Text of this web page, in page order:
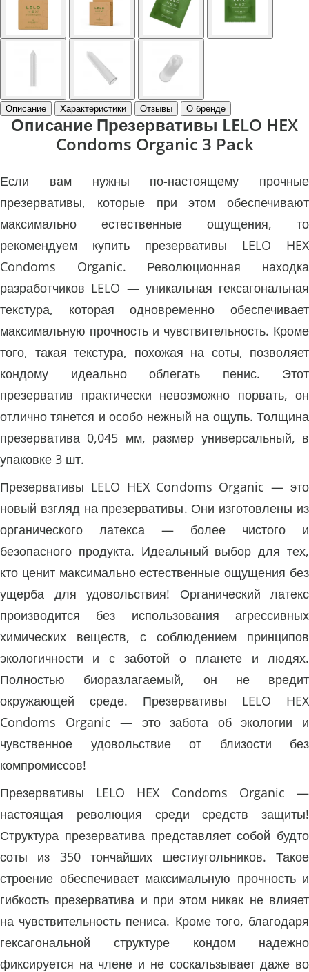
Описание Характеристики Отзывы О бренде
Описание Презервативы LELO HEX
Condoms Organic 3 Pack
Если вам нужны по-настоящему прочные
презервативы, которые при этом обеспечивают
максимально естественные ощущения, то
рекомендуем купить презервативы LELO HEX
Condoms Organic. Революционная находка
разработчиков LELO — уникальная гексагональная
текстура, которая одновременно обеспечивает
максимальную прочность и чувствительность. Кроме
того, такая текстура, похожая на соты, позволяет
кондому идеально облегать пенис. Этот
презерватив практически невозможно порвать, он
отлично тянется и особо нежный на ощупь. Толщина
презерватива 0,045 мм, размер универсальный, в
упаковке 3 шт.
Презервативы LELO HEX Condoms Organic — это
новый взгляд на презервативы. Они изготовлены из
органического латекса — более чистого и
безопасного продукта. Идеальный выбор для тех,
кто ценит максимально естественные ощущения без
ущерба для удовольствия! Органический латекс
производится без использования агрессивных
химических веществ, с соблюдением принципов
экологичности и с заботой о планете и людях.
Полностью биоразлагаемый, он не вредит
окружающей среде. Презервативы LELO HEX
Condoms Organic — это забота об экологии и
чувственное удовольствие от близости без
компромиссов!
Презервативы LELO HEX Condoms Organic —
настоящая революция среди средств защиты!
Структура презерватива представляет собой будто
соты из 350 тончайших шестиугольников. Такое
строение обеспечивает максимальную прочность и
гибкость презерватива и при этом никак не влияет
на чувствительность пениса. Кроме того, благодаря
гексагональной структуре кондом надежно
фиксируется на члене и не соскальзывает даже во